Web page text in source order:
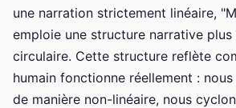
une narration strictement linéaire,
emploie une structure narrative
circulaire. Cette structure reflète
humain fonctionne réellement :
de manière non-linéaire, nous